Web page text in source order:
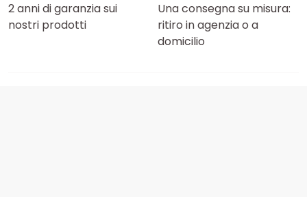
2 anni di garanzia sui
nostri prodotti
Una consegna su misura:
ritiro in agenzia o a
domicilio